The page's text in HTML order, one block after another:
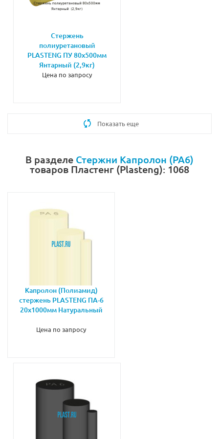
Стержень
полиуретановый
PLASTENG ПУ 80х500мм
Янтарный (2,9кг)
Цена по запросу
Показать еще
В разделе Стержни Капролон (PA6)
товаров Пластенг (Plasteng): 1068
Капролон (Полиамид)
стержень PLASTENG ПА-6
20х1000мм Натуральный
Цена по запросу